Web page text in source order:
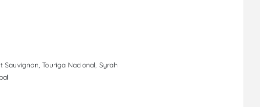
Sauvignon, Touriga Nacional, Syrah